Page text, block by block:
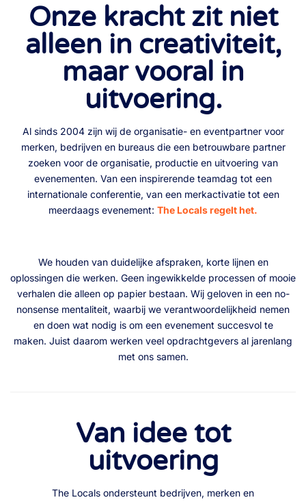
Onze kracht zit niet
alleen in creativiteit,
maar vooral in
uitvoering.
Al sinds 2004 zijn wij de organisatie- en eventpartner voor
merken, bedrijven en bureaus die een betrouwbare partner
zoeken voor de organisatie, productie en uitvoering van
evenementen. Van een inspirerende teamdag tot een
internationale conferentie, van een merkactivatie tot een
meerdaags evenement: The Locals regelt het.
We houden van duidelijke afspraken, korte lijnen en
oplossingen die werken. Geen ingewikkelde processen of mooie
verhalen die alleen op papier bestaan. Wij geloven in een no-
nonsense mentaliteit, waarbij we verantwoordelijkheid nemen
en doen wat nodig is om een evenement succesvol te
maken. Juist daarom werken veel opdrachtgevers al jarenlang
met ons samen.
Van idee tot
uitvoering
The Locals ondersteunt bedrijven, merken en